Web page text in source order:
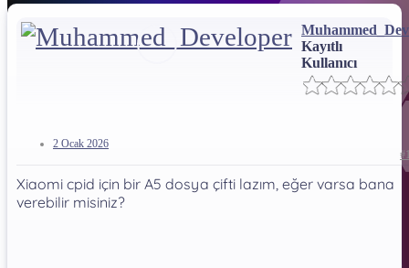
Kayıtlı
Kullanıcı
2 Ocak 2026
Xiaomi cpid için bir A5 dosya çifti lazım, eğer varsa bana
verebilir misiniz?